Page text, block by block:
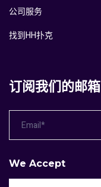
公司服务
找到HH扑克
订阅我们的邮箱
We Accept